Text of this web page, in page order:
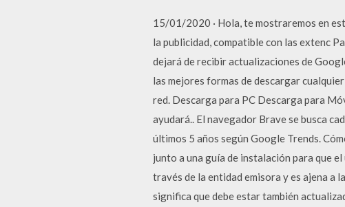
15/01/2020 · Hola, te mostraremos en
la publicidad, compatible con las extenc
dejará de recibir actualizaciones de
las mejores formas de descargar
red. Descarga para PC Descarga para
ayudará.. El navegador Brave se busca
últimos 5 años según Google Trends.
junto a una guía de instalación para que
través de la entidad emisora y es ajena a
significa que debe estar también